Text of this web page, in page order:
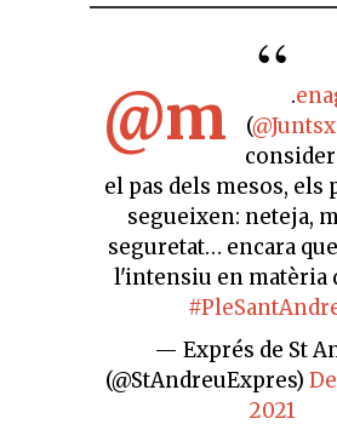
.
@m
(
el pas dels mesos, els
segueixen: neteja,
seguretat… encara
l'intensiu en matèria
— Exprés de St
(@StAndreuExpres)
2021